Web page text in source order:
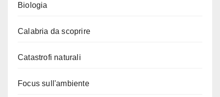
Biologia
Calabria da scoprire
Catastrofi naturali
Focus sull'ambiente